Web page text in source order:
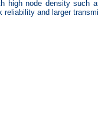
high node density such
and larger